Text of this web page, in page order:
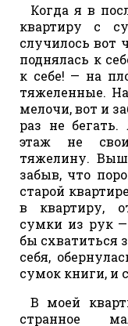
Когда я в
квартиру с
случилось вот
поднялась к
к себе! — на
тяжеленные.
мелочи, вот и
раз не
этаж не
тяжелину.
забыв, что
старой
в квартиру,
сумки из рук
бы схватиться
себя,
сумок книги, и
В моей
странное